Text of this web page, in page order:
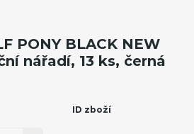
PONY BLACK NEW
nářadí, 13 ks, černá
ID zboží